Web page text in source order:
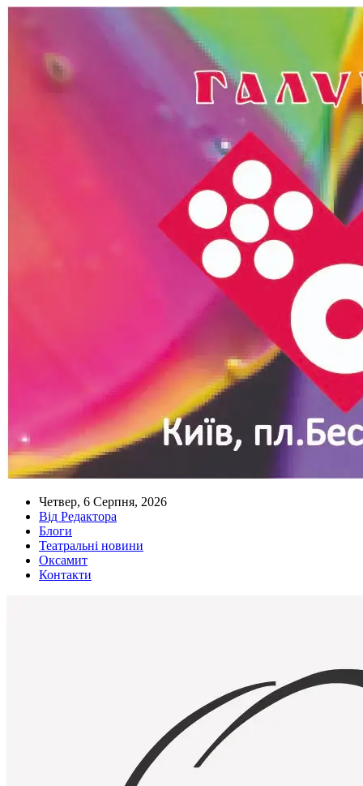
Четвер, 6 Серпня, 2026
Від Редактора
Блоги
Театральні новини
Оксамит
Контакти